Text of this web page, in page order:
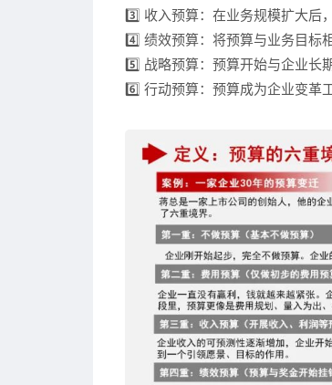
3️⃣ 收入预算：在业务规模扩大后
4️⃣ 绩效预算：将预算与业务目标
5️⃣ 战略预算：预算开始与企业长
6️⃣ 行动预算：预算成为企业变革